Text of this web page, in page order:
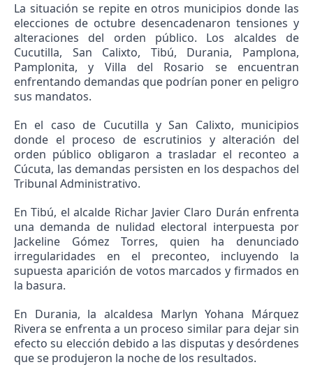
La situación se repite en otros municipios donde las
elecciones de octubre desencadenaron tensiones y
alteraciones del orden público. Los alcaldes de
Cucutilla, San Calixto, Tibú, Durania, Pamplona,
Pamplonita, y Villa del Rosario se encuentran
enfrentando demandas que podrían poner en peligro
sus mandatos.
En el caso de Cucutilla y San Calixto, municipios
donde el proceso de escrutinios y alteración del
orden público obligaron a trasladar el reconteo a
Cúcuta, las demandas persisten en los despachos del
Tribunal Administrativo.
En Tibú, el alcalde Richar Javier Claro Durán enfrenta
una demanda de nulidad electoral interpuesta por
Jackeline Gómez Torres, quien ha denunciado
irregularidades en el preconteo, incluyendo la
supuesta aparición de votos marcados y firmados en
la basura.
En Durania, la alcaldesa Marlyn Yohana Márquez
Rivera se enfrenta a un proceso similar para dejar sin
efecto su elección debido a las disputas y desórdenes
que se produjeron la noche de los resultados.